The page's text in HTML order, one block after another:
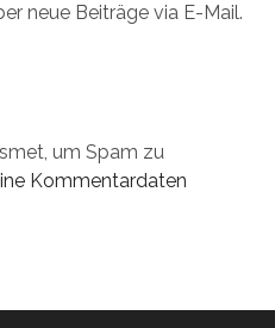
neue Beiträge via E-Mail.
um Spam zu
Kommentardaten